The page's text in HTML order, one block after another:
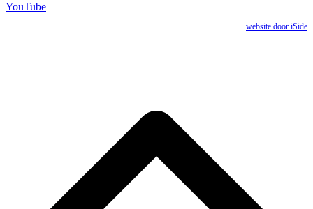
YouTube
website door iSide